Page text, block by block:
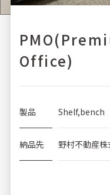
Office)
製品 Shelf,bench
納品先 野村不動産株